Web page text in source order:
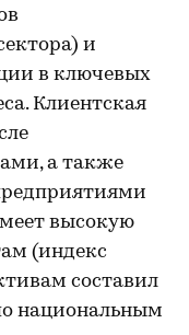
и
в ключевых
Клиентская
а также
высокую
(индекс
составил
национальным